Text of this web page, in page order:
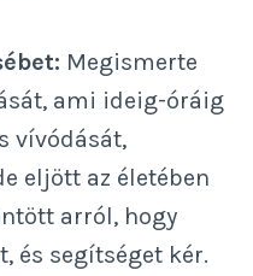
Megismerte
ami ideig-óráig
vívódását,
eljött az életében
arról, hogy
és segítséget kér.